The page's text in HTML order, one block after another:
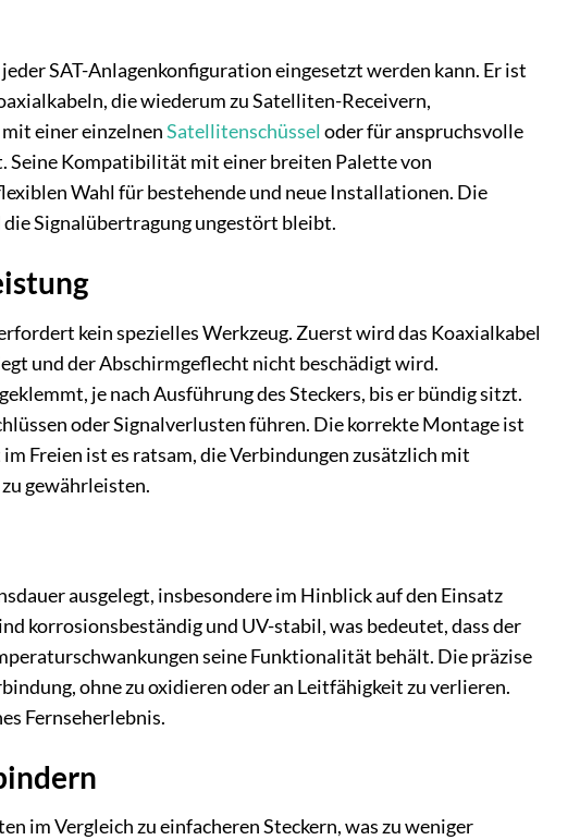
SAT-Anlagenkonfiguration eingesetzt werden kann. Er ist
die wiederum zu Satelliten-Receivern,
einer einzelnenSatellitenschüssel oder für anspruchsvolle
Seine Kompatibilität mit einer breiten Palette von
Wahl für bestehende und neue Installationen. Die
die Signalübertragung ungestört bleibt.
kein spezielles Werkzeug. Zuerst wird das Koaxialkabel
und der Abschirmgeflecht nicht beschädigt wird.
je nach Ausführung des Steckers, bis er bündig sitzt.
oder Signalverlusten führen. Die korrekte Montage ist
Freien ist es ratsam, die Verbindungen zusätzlich mit
gewährleisten.
ausgelegt, insbesondere im Hinblick auf den Einsatz
korrosionsbeständig und UV-stabil, was bedeutet, dass der
seine Funktionalität behält. Die präzise
ohne zu oxidieren oder an Leitfähigkeit zu verlieren.
Fernseherlebnis.
im Vergleich zu einfacheren Steckern, was zu weniger